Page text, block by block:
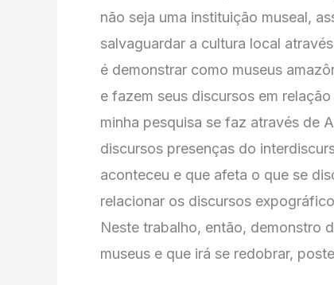
não seja uma instituição museal,
salvaguardar a cultura local
é demonstrar como museus
e fazem seus discursos em
minha pesquisa se faz através de
discursos presenças do
aconteceu e que afeta o que se
relacionar os discursos
Neste trabalho, então, demonstro
museus e que irá se redobrar,